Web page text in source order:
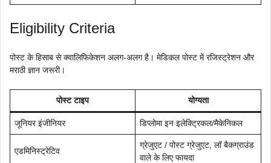
Eligibility Criteria
पोस्ट के हिसाब से क्वालिफिकेशन अलग-अलग है। मेडिकल पोस्ट में रजिस्ट्रेशन और
मराठी ज्ञान जरूरी।
पोस्ट टाइप योग्यता
जूनियर इंजीनियर डिप्लोमा इन इलेक्ट्रिकल/मैकेनिकल
एडमिनिस्ट्रेटिव
ग्रेजुएट / पोस्ट ग्रेजुएट, लॉ बैकग्राउंड
वाले के लिए फायदा